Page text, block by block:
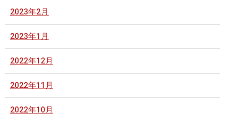
2023年2月
2023年1月
2022年12月
2022年11月
2022年10月